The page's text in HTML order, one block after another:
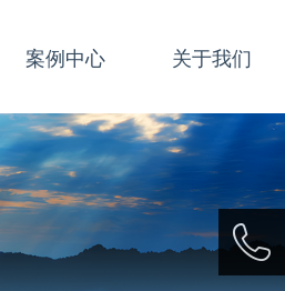
案例中心 关于我们